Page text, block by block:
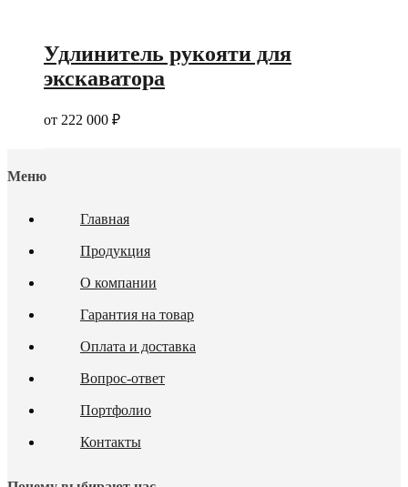
Удлинитель рукояти для
экскаватора
от 222 000 ₽
Меню
Главная
Продукция
О компании
Гарантия на товар
Оплата и доставка
Вопрос-ответ
Портфолио
Контакты